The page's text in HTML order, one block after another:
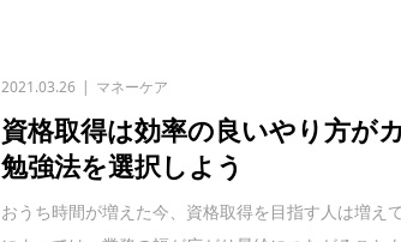
2021.03.26 マネーケア
資格取得は効率の良いやり方が
勉強法を選択しよう
おうち時間が増えた今、資格取得を目指す人は増え